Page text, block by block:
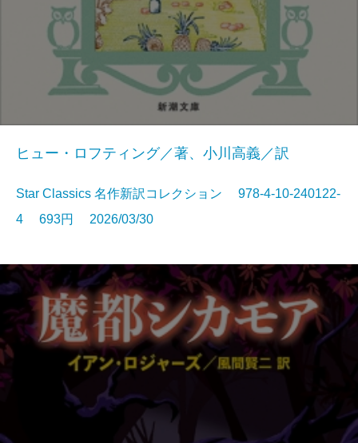
ヒュー・ロフティング／著、小川高義／訳
Star Classics 名作新訳コレクション 978-4-10-240122-
4 693円 2026/03/30